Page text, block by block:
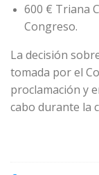
600 € Triana
Congreso.
La decisión
tomada por el
proclamación y
cabo durante la